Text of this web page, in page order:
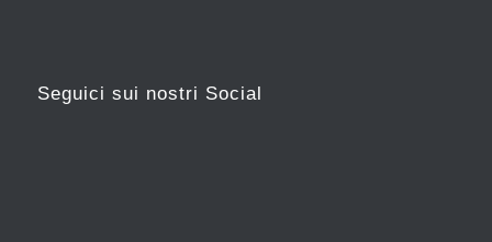
Seguici sui nostri Social